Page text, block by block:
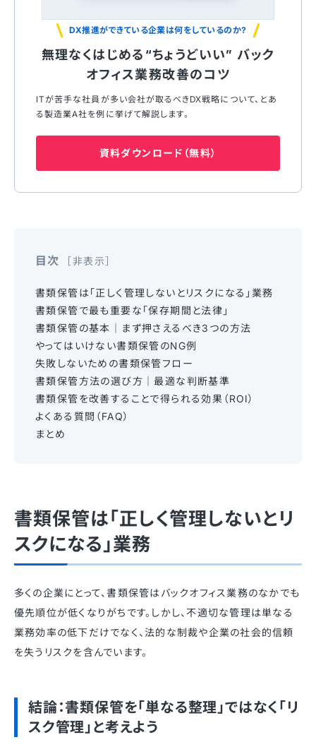
DX推進ができている企業は何をしているのか?
無理なくはじめる“ちょうどいい” バック
オフィス業務改善のコツ
ITが苦⼿な社員が多い会社が取るべきDX戦略について、とあ
る製造業A社を例に挙げて解説します。
資料ダウンロード（無料）
目次 非表示
書類保管は「正しく管理しないとリスクになる」業務
書類保管で最も重要な「保存期間と法律」
書類保管の基本｜まず押さえるべき3つの方法
やってはいけない書類保管のNG例
失敗しないための書類保管フロー
書類保管方法の選び方｜最適な判断基準
書類保管を改善することで得られる効果（ROI）
よくある質問（FAQ）
まとめ
書類保管は「正しく管理しないとリ
スクになる」業務
多くの企業にとって、書類保管はバックオフィス業務のなかでも
優先順位が低くなりがちです。しかし、不適切な管理は単なる
業務効率の低下だけでなく、法的な制裁や企業の社会的信頼
を失うリスクを含んでいます。
結論：書類保管を「単なる整理」ではなく「リ
スク管理」と考えよう